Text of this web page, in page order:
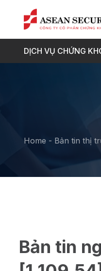
DỊCH VỤ CHỨNG
Home - Bản tin thị
Bản tin